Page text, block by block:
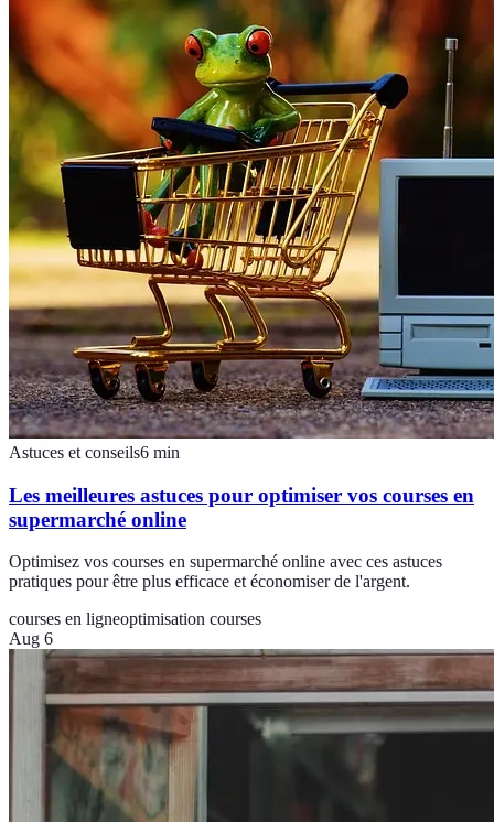
Astuces et conseils6 min
Les meilleures astuces pour optimiser vos courses en
supermarché online
Optimisez vos courses en supermarché online avec ces astuces
pratiques pour être plus efficace et économiser de l'argent.
courses en ligneoptimisation courses
Aug 6